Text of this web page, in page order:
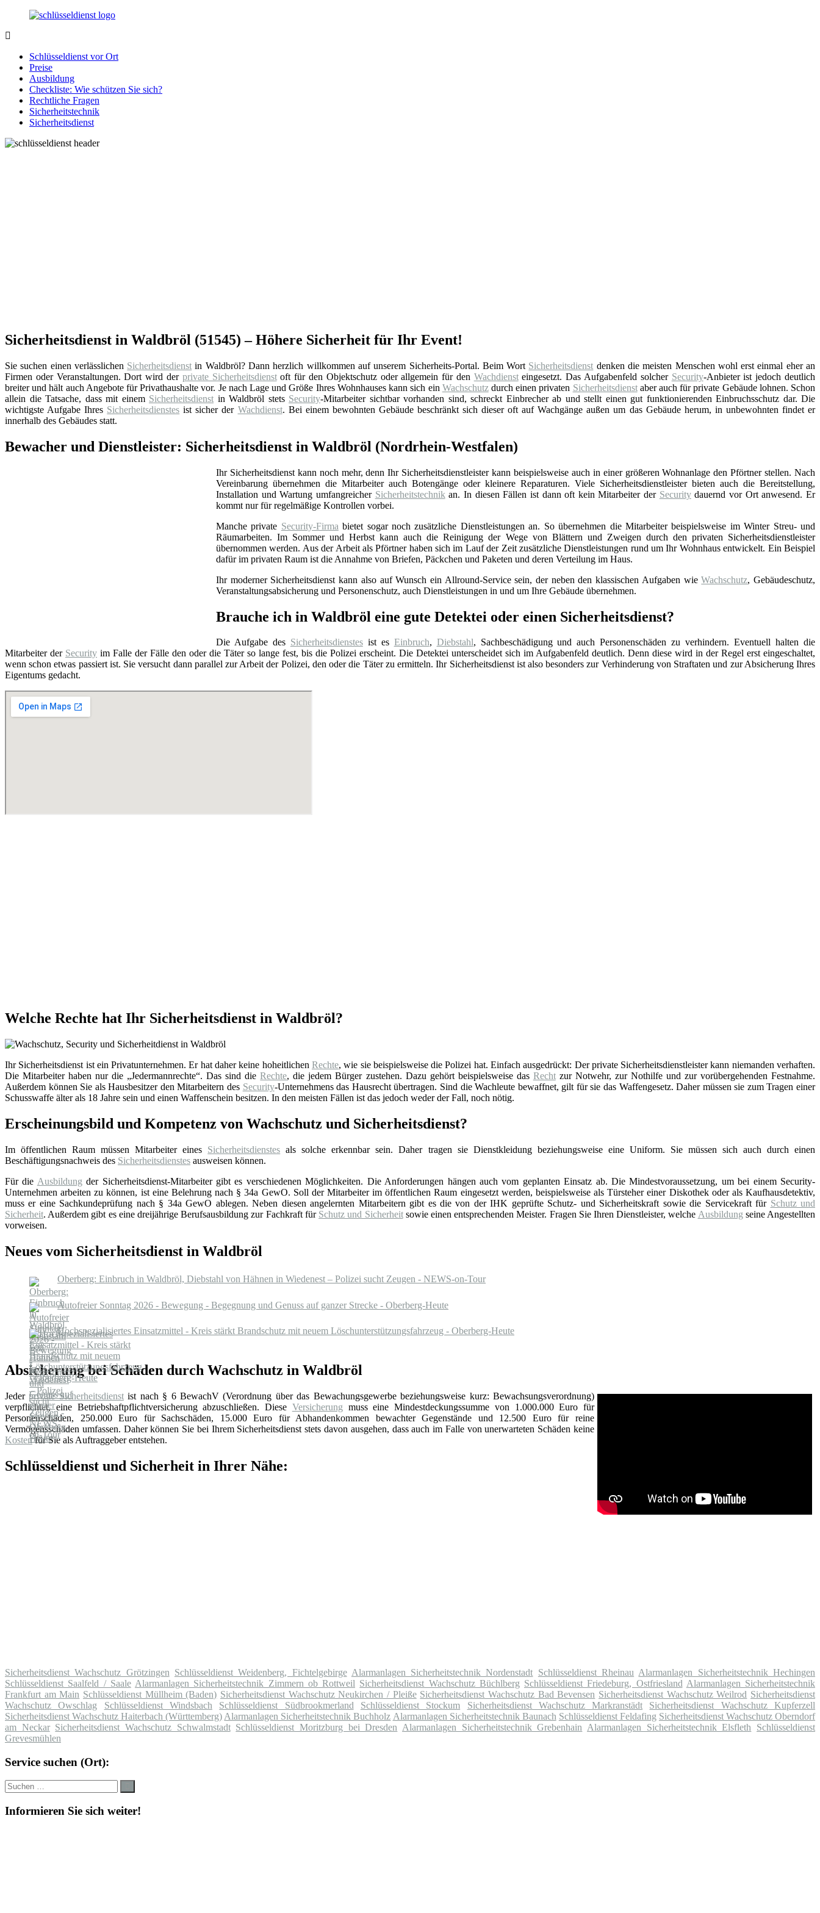
Zurück
Inhalt
Notlage
wird
gelöst!
Schlüsseldienst vor Ort
Preise
Ausbildung
Checkliste: Wie schützen Sie sich?
Rechtliche Fragen
Sicherheitstechnik
Sicherheitsdienst
Sicherheitsdienst in Waldbröl (51545) – Höhere Sicherheit für Ihr Event!
Sie suchen einen verlässlichen Sicherheitsdienst in Waldbröl? Dann herzlich willkommen auf unserem Sicherheits-Portal. Beim Wort Sicherheitsdienst denken die meisten Menschen wohl erst einmal eher an
Firmen oder Veranstaltungen. Dort wird der private Sicherheitsdienstoft für den Objektschutz oder allgemein für den Wachdiensteingesetzt. Das Aufgabenfeld solcher Security-Anbieter ist jedoch deutlich
breiter und hält auch Angebote für Privathaushalte vor. Je nach Lage und Größe Ihres Wohnhauses kann sich ein Wachschutzdurch einen privaten Sicherheitsdienstaber auch für private Gebäude lohnen. Schon
allein die Tatsache, dass mit einem Sicherheitsdienst in Waldbröl stets Security-Mitarbeiter sichtbar vorhanden sind, schreckt Einbrecher ab und stellt einen gut funktionierenden Einbruchsschutz dar. Die
wichtigste Aufgabe Ihres Sicherheitsdienstes ist sicher der Wachdienst. Bei einem bewohnten Gebäude beschränkt sich dieser oft auf Wachgänge außen um das Gebäude herum, in unbewohnten findet er
innerhalb des Gebäudes statt.
Bewacher und Dienstleister: Sicherheitsdienst in Waldbröl (Nordrhein-Westfalen)
Ihr Sicherheitsdienst kann noch mehr, denn Ihr Sicherheitsdienstleister kann beispielsweise auch in einer größeren Wohnanlage den Pförtner stellen. Nach
Vereinbarung übernehmen die Mitarbeiter auch Botengänge oder kleinere Reparaturen. Viele Sicherheitsdienstleister bieten auch die Bereitstellung,
Installation und Wartung umfangreicher Sicherheitstechnikan. In diesen Fällen ist dann oft kein Mitarbeiter der Securitydauernd vor Ort anwesend. Er
kommt nur für regelmäßige Kontrollen vorbei.
Manche private Security-Firma bietet sogar noch zusätzliche Dienstleistungen an. So übernehmen die Mitarbeiter beispielsweise im Winter Streu- und
Räumarbeiten. Im Sommer und Herbst kann auch die Reinigung der Wege von Blättern und Zweigen durch den privaten Sicherheitsdienstleister
übernommen werden. Aus der Arbeit als Pförtner haben sich im Lauf der Zeit zusätzliche Dienstleistungen rund um Ihr Wohnhaus entwickelt. Ein Beispiel
dafür im privaten Raum ist die Annahme von Briefen, Päckchen und Paketen und deren Verteilung im Haus.
Ihr moderner Sicherheitsdienst kann also auf Wunsch ein Allround-Service sein, der neben den klassischen Aufgaben wieWachschutz, Gebäudeschutz,
Veranstaltungsabsicherung und Personenschutz, auch Dienstleistungen in und um Ihre Gebäude übernehmen.
Brauche ich in Waldbröl eine gute Detektei oder einen Sicherheitsdienst?
Die Aufgabe des Sicherheitsdienstesist es Einbruch, Diebstahl, Sachbeschädigung und auch Personenschäden zu verhindern. Eventuell halten die
Mitarbeiter der Security im Falle der Fälle den oder die Täter so lange fest, bis die Polizei erscheint. Die Detektei unterscheidet sich im Aufgabenfeld deutlich. Denn diese wird in der Regel erst eingeschaltet,
wenn schon etwas passiert ist. Sie versucht dann parallel zur Arbeit der Polizei, den oder die Täter zu ermitteln. Ihr Sicherheitsdienst ist also besonders zur Verhinderung von Straftaten und zur Absicherung Ihres
Eigentums gedacht.
Welche Rechte hat Ihr Sicherheitsdienst in Waldbröl?
Ihr Sicherheitsdienst ist ein Privatunternehmen. Er hat daher keine hoheitlichen Rechte, wie sie beispielsweise die Polizei hat. Einfach ausgedrückt: Der private Sicherheitsdienstleister kann niemanden verhaften.
Die Mitarbeiter haben nur die „Jedermannrechte“. Das sind dieRechte, die jedem Bürger zustehen. Dazu gehört beispielsweise das Rechtzur Notwehr, zur Nothilfe und zur vorübergehenden Festnahme.
Außerdem können Sie als Hausbesitzer den Mitarbeitern des Security-Unternehmens das Hausrecht übertragen. Sind die Wachleute bewaffnet, gilt für sie das Waffengesetz. Daher müssen sie zum Tragen einer
Schusswaffe älter als 18 Jahre sein und einen Waffenschein besitzen. In den meisten Fällen ist das jedoch weder der Fall, noch nötig.
Erscheinungsbild und Kompetenz von Wachschutz und Sicherheitsdienst?
Im öffentlichen Raum müssen Mitarbeiter eines Sicherheitsdienstes als solche erkennbar sein. Daher tragen sie Dienstkleidung beziehungsweise eine Uniform. Sie müssen sich auch durch einen
Beschäftigungsnachweis des Sicherheitsdienstes ausweisen können.
Für die Ausbildung der Sicherheitsdienst-Mitarbeiter gibt es verschiedenen Möglichkeiten. Die Anforderungen hängen auch vom geplanten Einsatz ab. Die Mindestvoraussetzung, um bei einem Security-
Unternehmen arbeiten zu können, ist eine Belehrung nach § 34a GewO. Soll der Mitarbeiter im öffentlichen Raum eingesetzt werden, beispielsweise als Türsteher einer Diskothek oder als Kaufhausdetektiv,
muss er eine Sachkundeprüfung nach § 34a GewO ablegen. Neben diesen angelernten Mitarbeitern gibt es die von der IHK geprüfte Schutz- und Sicherheitskraft sowie die Servicekraft für Schutz und
Sicherheit. Außerdem gibt es eine dreijährige Berufsausbildung zur Fachkraft für Schutz und Sicherheitsowie einen entsprechenden Meister. Fragen Sie Ihren Dienstleister, welche Ausbildung seine Angestellten
vorweisen.
Neues vom Sicherheitsdienst in Waldbröl
Oberberg: Einbruch in Waldbröl, Diebstahl von Hähnen in Wiedenest – Polizei sucht Zeugen - NEWS-on-Tour
Autofreier Sonntag 2026 - Bewegung - Begegnung und Genuss auf ganzer Strecke - Oberberg-Heute
Hochspezialisiertes Einsatzmittel - Kreis stärkt Brandschutz mit neuem Löschunterstützungsfahrzeug - Oberberg-Heute
Absicherung bei Schäden durch Wachschutz in Waldbröl
Jederprivate Sicherheitsdienstist nach § 6 BewachV (Verordnung über das Bewachungsgewerbe beziehungsweise kurz: Bewachsungsverordnung)
verpflichtet, eine Betriebshaftpflichtversicherung abzuschließen. Diese Versicherung muss eine Mindestdeckungssumme von 1.000.000 Euro für
Personenschäden, 250.000 Euro für Sachschäden, 15.000 Euro für Abhandenkommen bewachter Gegenstände und 12.500 Euro für reine
Vermögensschäden umfassen. Daher können Sie bei Ihrem Sicherheitsdienst stets davon ausgehen, dass auch im Falle von unerwarteten Schäden keine
Kostenfür Sie als Auftraggeber entstehen.
Schlüsseldienst und Sicherheit in Ihrer Nähe:
Sicherheitsdienst Wachschutz Grötzingen Schlüsseldienst Weidenberg, Fichtelgebirge Alarmanlagen Sicherheitstechnik Nordenstadt Schlüsseldienst Rheinau Alarmanlagen Sicherheitstechnik Hechingen
Schlüsseldienst Saalfeld / Saale Alarmanlagen Sicherheitstechnik Zimmern ob Rottweil Sicherheitsdienst Wachschutz Büchlberg Schlüsseldienst Friedeburg, Ostfriesland Alarmanlagen Sicherheitstechnik
Frankfurt am Main Schlüsseldienst Müllheim (Baden) Sicherheitsdienst Wachschutz Neukirchen / Pleiße Sicherheitsdienst Wachschutz Bad Bevensen Sicherheitsdienst Wachschutz Weilrod Sicherheitsdienst
Wachschutz Owschlag
Schlüsseldienst Windsbach Schlüsseldienst Südbrookmerland Schlüsseldienst Stockum Sicherheitsdienst Wachschutz Markranstädt
Sicherheitsdienst Wachschutz Kupferzell
Sicherheitsdienst Wachschutz Haiterbach (Württemberg) Alarmanlagen Sicherheitstechnik Buchholz Alarmanlagen Sicherheitstechnik Baunach Schlüsseldienst Feldafing Sicherheitsdienst Wachschutz Oberndorf
am Neckar Sicherheitsdienst Wachschutz Schwalmstadt Schlüsseldienst Moritzburg bei Dresden Alarmanlagen Sicherheitstechnik Grebenhain Alarmanlagen Sicherheitstechnik Elsfleth
Schlüsseldienst
Grevesmühlen
Service suchen (Ort):
Suche
nach:
Informieren Sie sich weiter!